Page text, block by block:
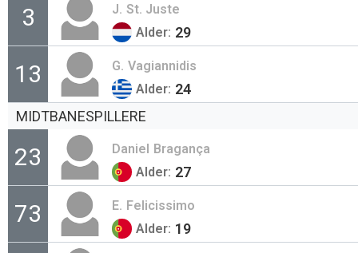
3 J. St. Juste
Alder: 29
13 G. Vagiannidis
Alder: 24
MIDTBANESPILLERE
23 Daniel Bragança
Alder: 27
73 E. Felicissimo
Alder: 19